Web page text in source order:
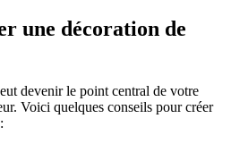
une décoration de
devenir le point central de votre
Voici quelques conseils pour créer